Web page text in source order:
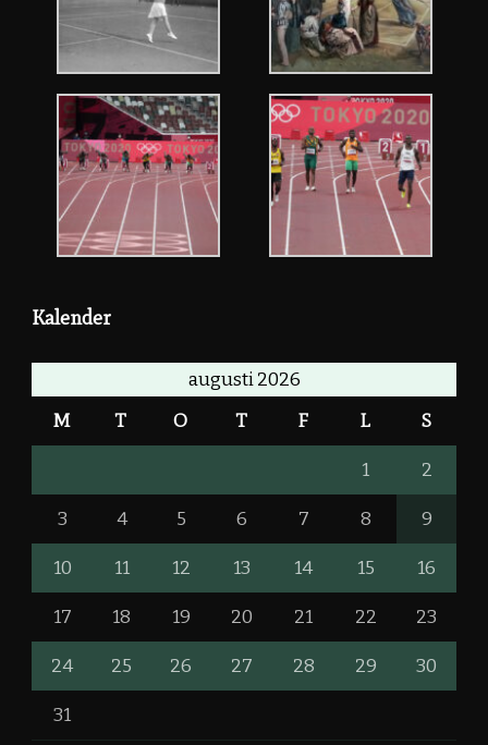
Kalender
augusti 2026
M T O T F L S
1 2
3 4 5 6 7 8 9
10 11 12 13 14 15 16
17 18 19 20 21 22 23
24 25 26 27 28 29 30
31